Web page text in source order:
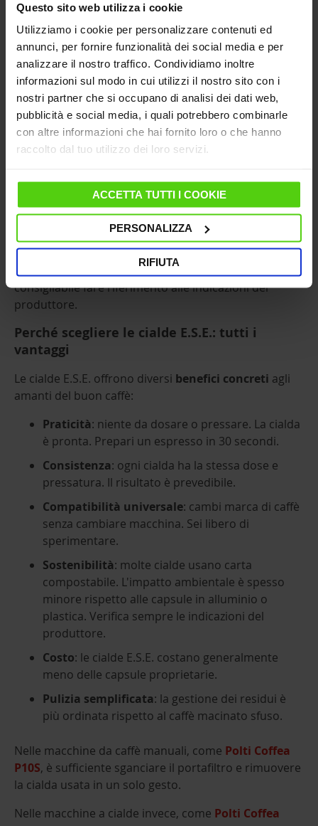
Questo sito web utilizza i cookie
Utilizziamo i cookie per personalizzare contenuti ed
annunci, per fornire funzionalità dei social media e per
analizzare il nostro traffico. Condividiamo inoltre
informazioni sul modo in cui utilizzi il nostro sito con i
nostri partner che si occupano di analisi dei dati web,
pubblicità e social media, i quali potrebbero combinarle
con altre informazioni che hai fornito loro o che hanno
raccolto dal tuo utilizzo dei loro servizi.
ACCETTA TUTTI I COOKIE
PERSONALIZZA
RIFIUTA
posizionata al suo interno.
- Nellemacchine a cialde automatiche , invece,
la cialda viene inserita direttamente nello
scomparto porta cialde previsto dal sistema.
Una volta posizionata la cialda, aggancia il
portafiltro o chiudi l'apposito sportellino.
Posiziona la tazza sotto l’erogatore e avvia
l’erogazione premendo il pulsante o azionando
Dopo circa 25–30 secondi, l’estrazione è
completata e l’espresso è pronto.
Al termine, rimuovi la cialda usata. Se la carta filtro è
certificata compostabile, può essere smaltita nella
raccolta dell’umido; in caso contrario, è sempre
consigliabile fare riferimento alle indicazioni del
produttore.
Perché scegliere le cialde E.S.E.: tutti i
vantaggi
Le cialde E.S.E. offrono diversi benefici concreti agli
amanti del buon caffè:
Praticità: niente da dosare o pressare. La cialda
è pronta. Prepari un espresso in 30 secondi.
Consistenza: ogni cialda ha la stessa dose e
pressatura. Il risultato è prevedibile.
Compatibilità universale: cambi marca di caffè
senza cambiare macchina. Sei libero di
sperimentare.
Sostenibilità: molte cialde usano carta
compostabile. L'impatto ambientale è spesso
minore rispetto alle capsule in alluminio o
plastica. Verifica sempre le indicazioni del
produttore.
Costo: le cialde E.S.E. costano generalmente
meno delle capsule proprietarie.
Pulizia semplificata: la gestione dei residui è
più ordinata rispetto al caffè macinato sfuso.
Nelle macchine da caffè manuali, come Polti Coffea
P10S, è sufficiente sganciare il portafiltro e rimuovere
la cialda usata in un solo gesto.
Nelle macchine a cialde invece, come Polti Coffea